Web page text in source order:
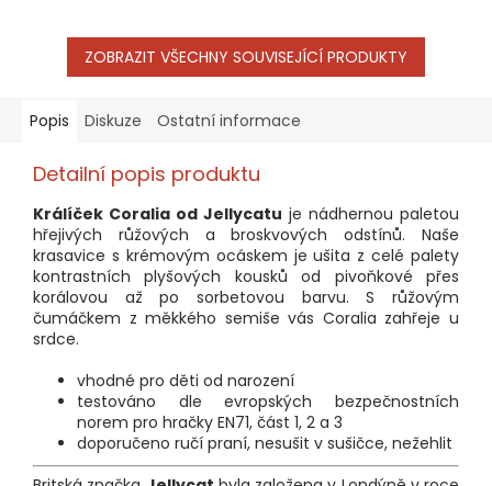
ZOBRAZIT VŠECHNY SOUVISEJÍCÍ PRODUKTY
Popis Diskuze Ostatní informace
Detailní popis produktu
Králíček Coralia od Jellycatu je nádhernou paletou
hřejivých růžových a broskvových odstínů. Naše
krasavice s krémovým ocáskem je ušita z celé palety
kontrastních plyšových kousků od pivoňkové přes
korálovou až po sorbetovou barvu. S růžovým
čumáčkem z měkkého semiše vás Coralia zahřeje u
srdce.
vhodné pro děti od narození
testováno dle evropských bezpečnostních
norem pro hračky EN71, část 1, 2 a 3
doporučeno ručí praní, nesušit v sušičce, nežehlit